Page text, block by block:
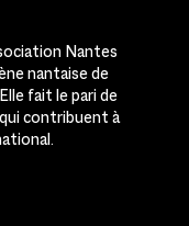
Nantes
nantaise de
fait le pari de
contribuent à